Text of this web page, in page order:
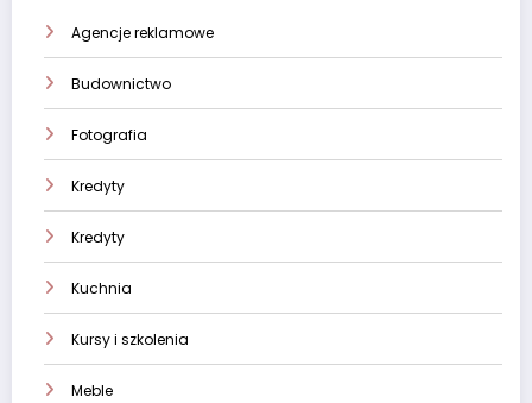
Agencje reklamowe
Budownictwo
Fotografia
Kredyty
Kredyty
Kuchnia
Kursy i szkolenia
Meble